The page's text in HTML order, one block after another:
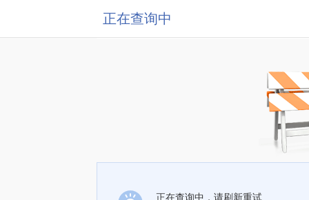
正在查询中
正在查询中，请刷新重试